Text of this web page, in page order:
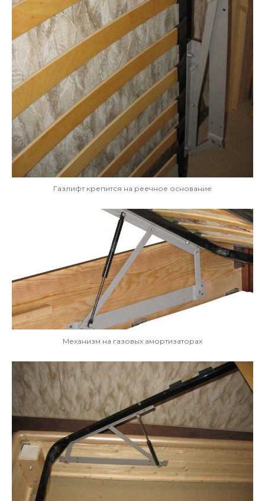
Газлифт крепится на реечное основание
Механизм на газовых амортизаторах